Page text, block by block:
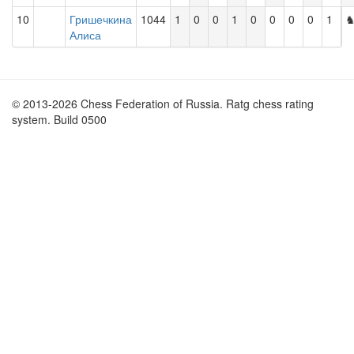
10
Гришечкина
Алиса
1044 1 0 0 1 0 0 0 0 1
© 2013-2026 Chess Federation of Russia. Ratg chess rating
system. Build 0500